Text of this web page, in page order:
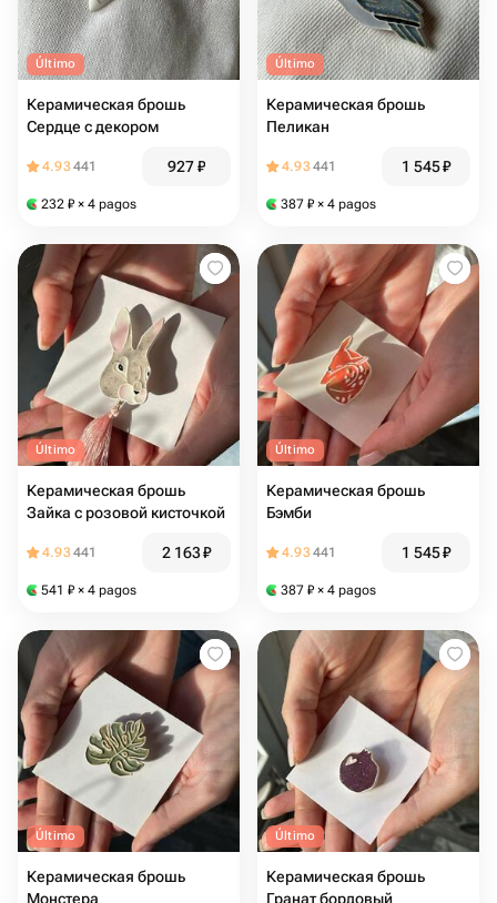
Último
Керамическая брошь
Сердце с декором
4.93441 927₽
232 ₽ × 4 pagos
Último
Керамическая брошь
Пеликан
4.93441 1 545₽
387 ₽ × 4 pagos
Último
Керамическая брошь
Зайка с розовой кисточкой
4.93441 2 163₽
541 ₽ × 4 pagos
Último
Керамическая брошь
Бэмби
4.93441 1 545₽
387 ₽ × 4 pagos
Último
Керамическая брошь
Монстера
Último
Керамическая брошь
Гранат бордовый